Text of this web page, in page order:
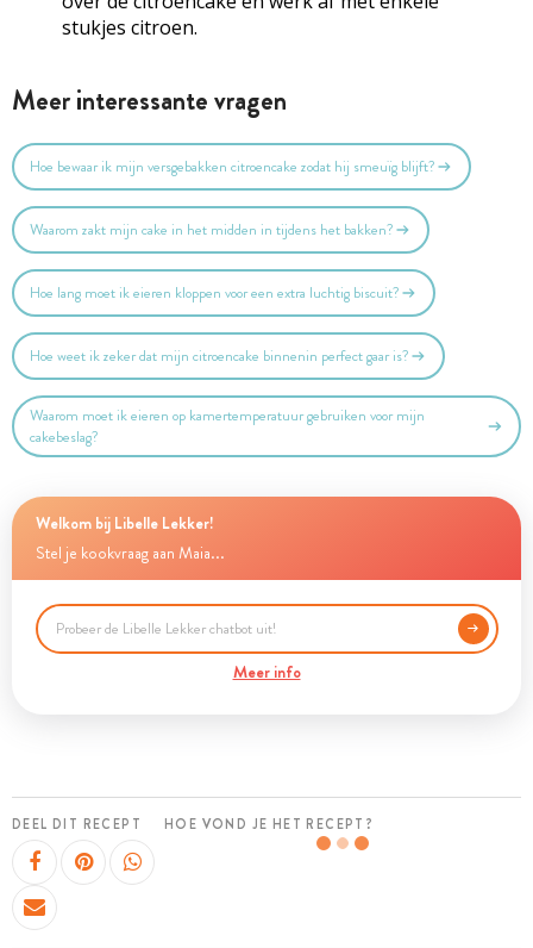
stukjes citroen.
Meer interessante vragen
Hoe bewaar ik mijn versgebakken citroencake zodat hij smeuïg blijft?
Waarom zakt mijn cake in het midden in tijdens het bakken?
Hoe lang moet ik eieren kloppen voor een extra luchtig biscuit?
Hoe weet ik zeker dat mijn citroencake binnenin perfect gaar is?
Waarom moet ik eieren op kamertemperatuur gebruiken voor mijn
cakebeslag?
Welkom bij Libelle Lekker!
Stel je kookvraag aan Maia...
Meer info
DEEL DIT RECEPT HOE VOND JE HET RECEPT?